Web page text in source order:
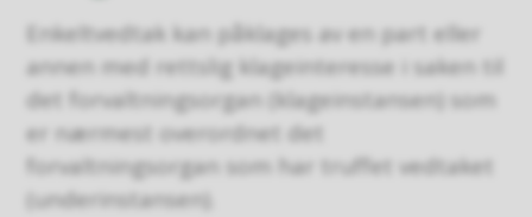
Enkeltvedtak kan påklages av en part eller
annen med rettslig klageinteresse i saken til
det forvaltningsorgan (klageinstansen) som
er nærmest overordnet det
forvaltningsorgan som har truffet vedtaket
(underinstansen).